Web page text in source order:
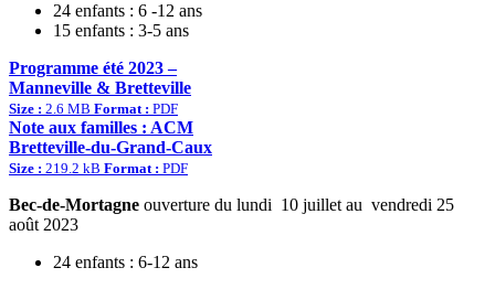
24 enfants : 6 -12 ans
15 enfants : 3-5 ans
Programme été 2023 –
Manneville & Bretteville
Size : 2.6 MB Format : PDF
Note aux familles : ACM
Bretteville-du-Grand-Caux
Size : 219.2 kB Format : PDF
Bec-de-Mortagne ouverture du lundi 10 juillet au vendredi 25
août 2023
24 enfants : 6-12 ans